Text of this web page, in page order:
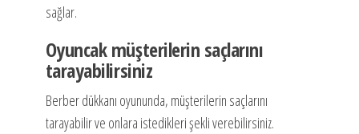
sağlar.
Oyuncak müşterilerin saçlarını
tarayabilirsiniz
Berber dükkanı oyununda, müşterilerin saçlarını
tarayabilir ve onlara istedikleri şekli verebilirsiniz.